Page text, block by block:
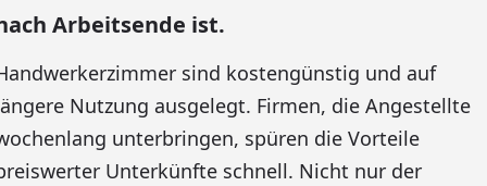
Arbeitsende ist.
sind kostengünstig und auf
Nutzung ausgelegt. Firmen, die Angestellte
unterbringen, spüren die Vorteile
Unterkünfte schnell. Nicht nur der